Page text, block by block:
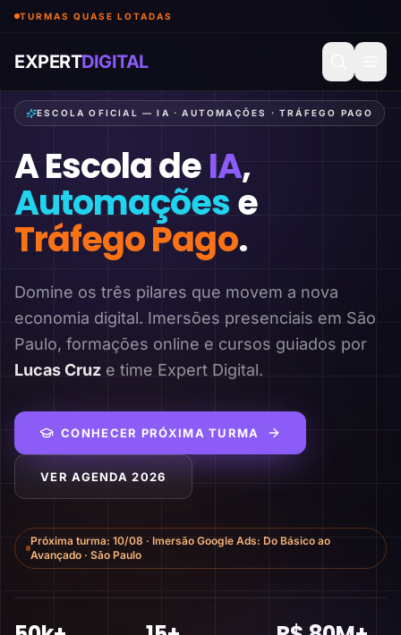
TURMAS QUASE LOTADAS
EXPERTDIGITAL
ESCOLA OFICIAL — IA · AUTOMAÇÕES · TRÁFEGO PAGO
A Escola deIA,
Automaçõese
Tráfego Pago.
Domine os três pilares que movem a nova
economia digital. Imersões presenciais em São
Paulo, formações online e cursos guiados por
Lucas Cruz e time Expert Digital.
CONHECER PRÓXIMA TURMA
VER AGENDA 2026
Próxima turma: 10/08 · Imersão Google Ads: Do Básico ao
Avançado · São Paulo